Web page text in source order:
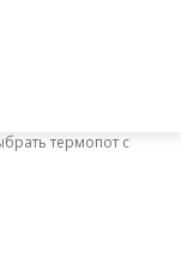
термопот с